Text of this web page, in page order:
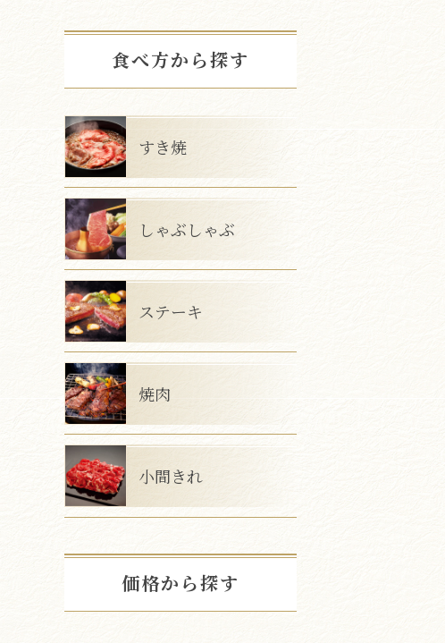
食べ方から探す
すき焼
しゃぶしゃぶ
ステーキ
焼肉
小間きれ
価格から探す